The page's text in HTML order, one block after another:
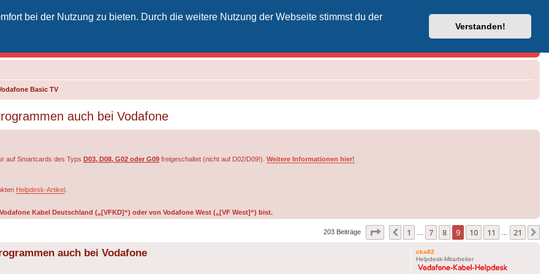
bei der Nutzung zu bieten. Durch die weitere Nutzung der Webseite stimmst du der
Verstanden!
Vodafone-Kabel-Helpdesk
Basic TV
auch bei Vodafone
auf Smartcards des Typs D03, D08, G02 oder G09 freigeschaltet (nicht auf D02/D09!). Weitere Informationen hier!
Helpdesk-Artikel
Kabel Deutschland („[VFKD]“) oder von Vodafone West („[VF West]“) bist.
203 Beiträge Seite von 21
Vorherige
1 7 8 9 10 11 21
cka82
Helpdesk-Mitarbeiter
auch bei Vodafone